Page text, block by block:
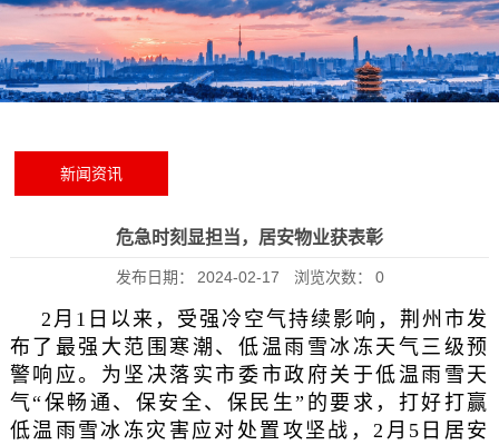
新闻资讯
危急时刻显担当，居安物业获表彰
发布日期： 2024-02-17 浏览次数： 0
2月1日以来，受强冷空气持续影响，荆州市发
布了最强大范围寒潮、低温雨雪冰冻天气三级预
警响应。为坚决落实市委市政府关于低温雨雪天
气“保畅通、保安全、保民生”的要求，打好打赢
低温雨雪冰冻灾害应对处置攻坚战，2月5日居安